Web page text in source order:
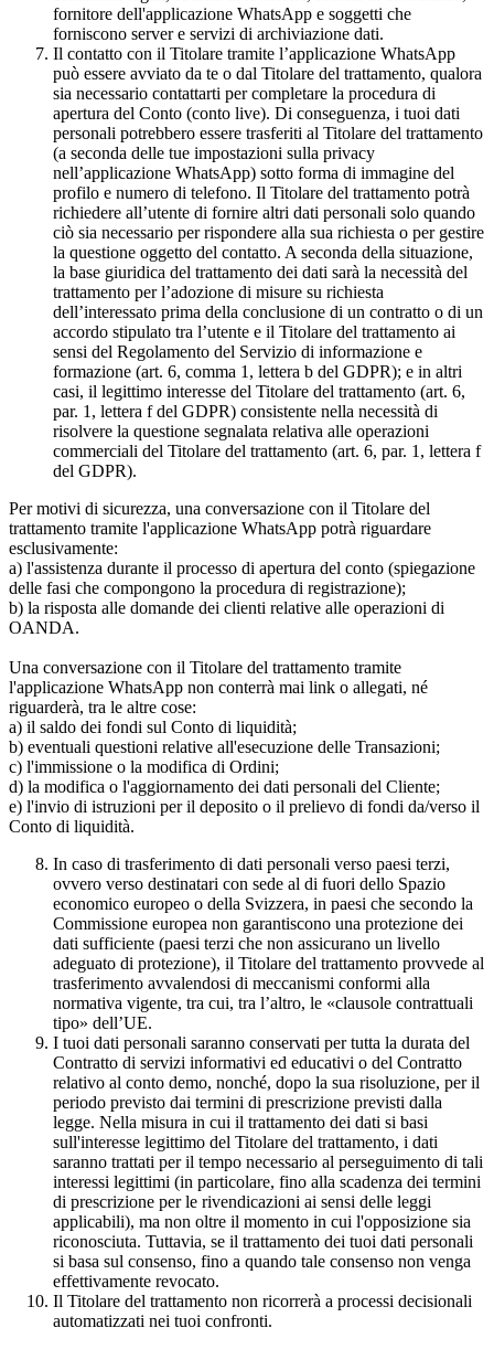
fornitore dell'applicazione WhatsApp e soggetti che
forniscono server e servizi di archiviazione dati.
Il contatto con il Titolare tramite l’applicazione WhatsApp
può essere avviato da te o dal Titolare del trattamento, qualora
sia necessario contattarti per completare la procedura di
apertura del Conto (conto live). Di conseguenza, i tuoi dati
personali potrebbero essere trasferiti al Titolare del trattamento
(a seconda delle tue impostazioni sulla privacy
nell’applicazione WhatsApp) sotto forma di immagine del
profilo e numero di telefono. Il Titolare del trattamento potrà
richiedere all’utente di fornire altri dati personali solo quando
ciò sia necessario per rispondere alla sua richiesta o per gestire
la questione oggetto del contatto. A seconda della situazione,
la base giuridica del trattamento dei dati sarà la necessità del
trattamento per l’adozione di misure su richiesta
dell’interessato prima della conclusione di un contratto o di un
accordo stipulato tra l’utente e il Titolare del trattamento ai
sensi del Regolamento del Servizio di informazione e
formazione (art. 6, comma 1, lettera b del GDPR); e in altri
casi, il legittimo interesse del Titolare del trattamento (art. 6,
par. 1, lettera f del GDPR) consistente nella necessità di
risolvere la questione segnalata relativa alle operazioni
commerciali del Titolare del trattamento (art. 6, par. 1, lettera f
del GDPR).
Per motivi di sicurezza, una conversazione con il Titolare del
trattamento tramite l'applicazione WhatsApp potrà riguardare
esclusivamente:
a) l'assistenza durante il processo di apertura del conto (spiegazione
delle fasi che compongono la procedura di registrazione);
b) la risposta alle domande dei clienti relative alle operazioni di
OANDA.
Una conversazione con il Titolare del trattamento tramite
l'applicazione WhatsApp non conterrà mai link o allegati, né
riguarderà, tra le altre cose:
a) il saldo dei fondi sul Conto di liquidità;
b) eventuali questioni relative all'esecuzione delle Transazioni;
c) l'immissione o la modifica di Ordini;
d) la modifica o l'aggiornamento dei dati personali del Cliente;
e) l'invio di istruzioni per il deposito o il prelievo di fondi da/verso il
Conto di liquidità.
In caso di trasferimento di dati personali verso paesi terzi,
ovvero verso destinatari con sede al di fuori dello Spazio
economico europeo o della Svizzera, in paesi che secondo la
Commissione europea non garantiscono una protezione dei
dati sufficiente (paesi terzi che non assicurano un livello
adeguato di protezione), il Titolare del trattamento provvede al
trasferimento avvalendosi di meccanismi conformi alla
normativa vigente, tra cui, tra l’altro, le «clausole contrattuali
tipo» dell’UE.
I tuoi dati personali saranno conservati per tutta la durata del
Contratto di servizi informativi ed educativi o del Contratto
relativo al conto demo, nonché, dopo la sua risoluzione, per il
periodo previsto dai termini di prescrizione previsti dalla
legge. Nella misura in cui il trattamento dei dati si basi
sull'interesse legittimo del Titolare del trattamento, i dati
saranno trattati per il tempo necessario al perseguimento di tali
interessi legittimi (in particolare, fino alla scadenza dei termini
di prescrizione per le rivendicazioni ai sensi delle leggi
applicabili), ma non oltre il momento in cui l'opposizione sia
riconosciuta. Tuttavia, se il trattamento dei tuoi dati personali
si basa sul consenso, fino a quando tale consenso non venga
effettivamente revocato.
Il Titolare del trattamento non ricorrerà a processi decisionali
automatizzati nei tuoi confronti.